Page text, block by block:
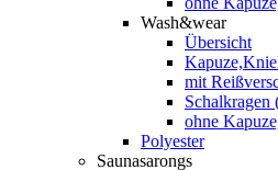
Wash&wear
Übersicht
mit
ohne
Polyester
Saunasarongs